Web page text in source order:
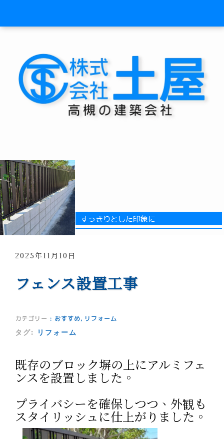
すっきりとした印象に
2025年11月10日
フェンス設置工事
カテゴリー : おすすめ, リフォーム
タグ: リフォーム
既存のブロック塀の上にアルミフェ
ンスを設置しました。
プライバシーを確保しつつ、外観も
スタイリッシュに仕上がりました。